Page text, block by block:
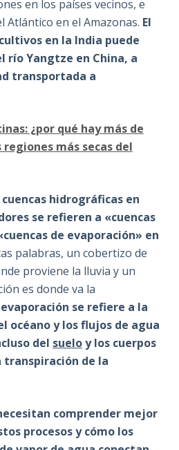
en los países vecinos, e
Atlántico en el Amazonas. El
en la India puede
río Yangtze en China, a
transportada a
¿por qué hay más de
más secas del
hidrográficas en
se refieren a «cuencas
de evaporación» en
palabras, un cobertizo de
proviene la lluvia y un
es donde va la
evaporación se refiere a la
océano y los flujos de agua
del sueloy los cuerpos
transpiración de la
comprender mejor
procesos y cómo los